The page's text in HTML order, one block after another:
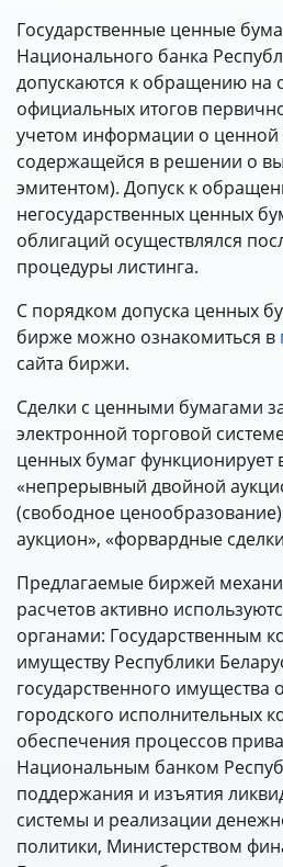
Государственные ценные
Национального банка
допускаются к обращению на
официальных итогов
учетом информации о ценной
содержащейся в решении о
эмитентом). Допуск к
негосударственных ценных
облигаций осуществлялся
процедуры листинга.
С порядком допуска ценных
бирже можно ознакомиться в
сайта биржи.
Сделки с ценными бумагами
электронной торговой
ценных бумаг функционирует
«непрерывный двойной
(свободное
аукцион», «форвардные
Предлагаемые биржей
расчетов активно
органами: Государственным
имуществу Республики
государственного имущества
городского исполнительных
обеспечения процессов
Национальным банком
поддержания и изъятия
системы и реализации
политики, Министерством